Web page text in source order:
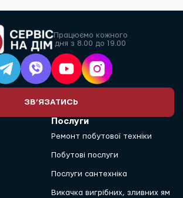
Працюємо кожного
дня з 8.00 до 19.00
ЗВ’ЯЗАТИСЬ
Послуги
Ремонт побутової техніки
Побутові послуги
Послуги сантехніка
Викачка вигрібних, зливних ям